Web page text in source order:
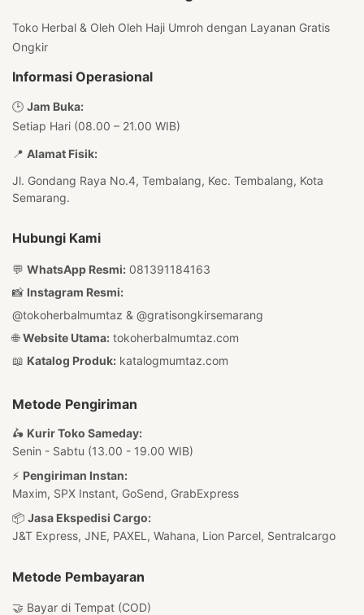
Toko Herbal & Oleh Oleh Haji Umroh dengan Layanan Gratis
Ongkir
Informasi Operasional
🕒 Jam Buka:
Setiap Hari (08.00 – 21.00 WIB)
📍 Alamat Fisik:
Jl. Gondang Raya No.4, Tembalang, Kec. Tembalang, Kota
Semarang.
Hubungi Kami
💬 WhatsApp Resmi: 081391184163
📸 Instagram Resmi:
@tokoherbalmumtaz & @gratisongkirsemarang
🌐Website Utama: tokoherbalmumtaz.com
📖 Katalog Produk: katalogmumtaz.com
Metode Pengiriman
🛵 Kurir Toko Sameday:
Senin - Sabtu (13.00 - 19.00 WIB)
⚡ Pengiriman Instan:
Maxim, SPX Instant, GoSend, GrabExpress
📦 Jasa Ekspedisi Cargo:
J&T Express, JNE, PAXEL, Wahana, Lion Parcel, Sentralcargo
Metode Pembayaran
🤝 Bayar di Tempat (COD)